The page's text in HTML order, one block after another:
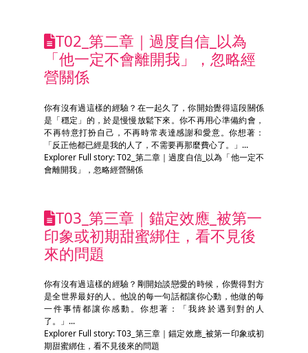
T02_第二章｜過度自信_以為
「他一定不會離開我」，忽略經
營關係
你有沒有過這樣的經驗？在一起久了，你開始覺得這段關係
是「穩定」的，於是慢慢放鬆下來。你不再用心準備約會，
不再特意打扮自己，不再時常表達感謝和愛意。你想著：
「反正他都已經是我的人了，不需要再那麼費心了。」...
Explorer Full story: T02_第二章｜過度自信_以為「他一定不
會離開我」，忽略經營關係
T03_第三章｜錨定效應_被第一
印象或初期甜蜜綁住，看不見後
來的問題
你有沒有過這樣的經驗？剛開始談戀愛的時候，你覺得對方
是全世界最好的人。他說的每一句話都讓你心動，他做的每
一件事情都讓你感動。你想著：「我終於遇到對的人
了。」...
Explorer Full story: T03_第三章｜錨定效應_被第一印象或初
期甜蜜綁住，看不見後來的問題